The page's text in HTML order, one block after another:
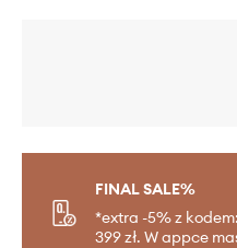
FINAL SALE%
*extra -5% z
399 zł. W appce